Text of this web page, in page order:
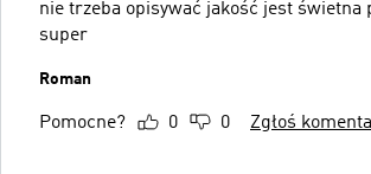
nie trzeba opisywać jakość jest świetna
super
Roman
Pomocne? 0 0 Zgłoś